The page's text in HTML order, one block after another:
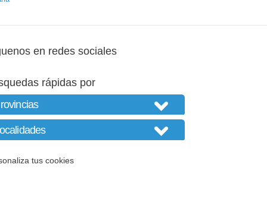
en redes sociales
rápidas por
tus cookies